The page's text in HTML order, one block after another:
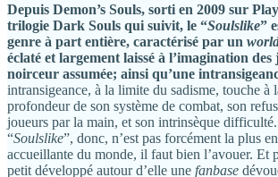
Depuis Demon’s Souls, sorti en 2009 sur
trilogie Dark Souls qui suivit, le “Soulslike”
genre à part entière, caractérisé par un
éclaté et largement laissé à l’imagination
noirceur assumée; ainsi qu’une
intransigeance, à la limite du sadisme, touche à
profondeur de son système de combat, son
joueurs par la main, et son intrinsèque
“Soulslike”, donc, n’est pas forcément la plus
accueillante du monde, il faut bien l’avouer. Et
petit développé autour d’elle une fanbase